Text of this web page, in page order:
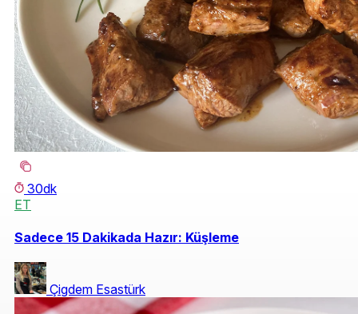
30dk
ET
Sadece 15 Dakikada Hazır: Küşleme
Çigdem Esastürk